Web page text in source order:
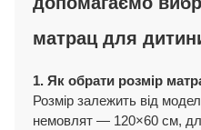
матрац для
1. Як обрати розмір
Розмір залежить від
немовлят — 120×60 см,